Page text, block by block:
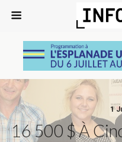
1
16 500 $ À